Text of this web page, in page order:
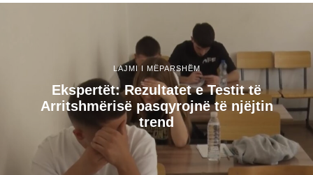
LAJMI I MËPARSHËM
Ekspertët: Rezultatet e Testit të
Arritshmërisë pasqyrojnë të njëjtin
trend